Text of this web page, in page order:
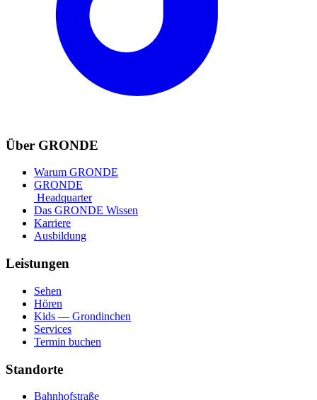
Über GRONDE
Warum GRONDE
GRONDE
Headquarter
Das GRONDE Wissen
Karriere
Ausbildung
Leistungen
Sehen
Hören
Kids — Grondinchen
Services
Termin buchen
Standorte
Bahnhofstraße